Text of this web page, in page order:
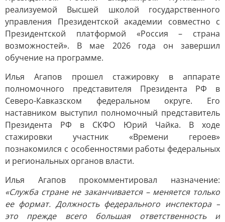
реализуемой Высшей школой государственного
управления Президентской академии совместно с
Президентской платформой «Россия – страна
возможностей». В мае 2026 года он завершил
обучение на программе.
Илья Агапов прошел стажировку в аппарате
полномочного представителя Президента РФ в
Северо-Кавказском федеральном округе. Его
наставником выступил полномочный представитель
Президента РФ в СКФО Юрий Чайка. В ходе
стажировки участник «Времени героев»
познакомился с особенностями работы федеральных
и региональных органов власти.
Илья Агапов прокомментировал назначение:
«Служба стране не заканчивается – меняется только
ее формат. Должность федерального инспектора –
это прежде всего большая ответственность и